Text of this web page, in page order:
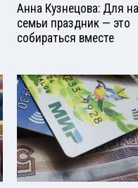
Анна Кузнецова: Для
семьи праздник — это
собираться вместе